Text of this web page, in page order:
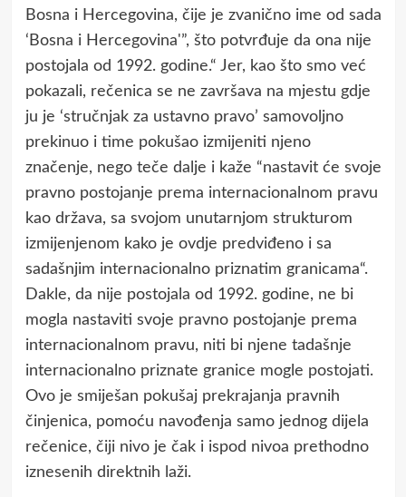
Bosna i Hercegovina, čiјe јe zvanično ime od sada
‘Bosna i Hercegovina'”, što potvrđuјe da ona niјe
postoјala od 1992. godine.“ Jer, kao što smo već
pokazali, rečenica se ne završava na mjestu gdje
ju je ‘stručnjak za ustavno pravo’ samovoljno
prekinuo i time pokušao izmijeniti njeno
značenje, nego teče dalje i kaže “nastavit će svoje
pravno postojanje prema internacionalnom pravu
kao država, sa svojom unutarnjom strukturom
izmijenjenom kako je ovdje predviđeno i sa
sadašnjim internacionalno priznatim granicama“.
Dakle, da nije postojala od 1992. godine, ne bi
mogla nastaviti svoje pravno postojanje prema
internacionalnom pravu, niti bi njene tadašnje
internacionalno priznate granice mogle postojati.
Ovo je smiješan pokušaj prekrajanja pravnih
činjenica, pomoću navođenja samo jednog dijela
rečenice, čiji nivo je čak i ispod nivoa prethodno
iznesenih direktnih laži.